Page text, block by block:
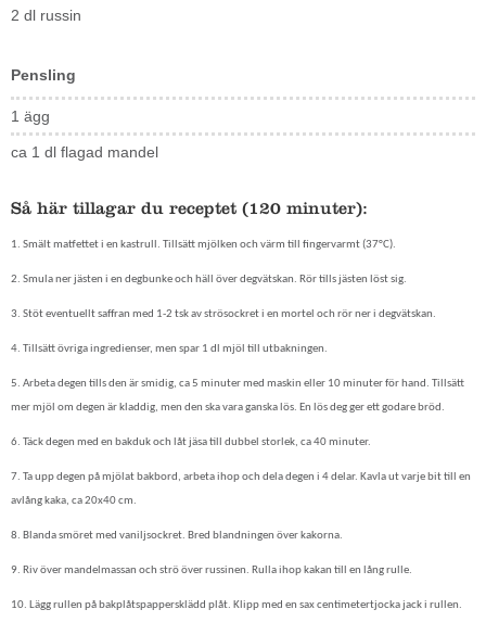
2 dl russin
Pensling
1 ägg
ca 1 dl flagad mandel
Så här tillagar du receptet (120 minuter):
1. Smält matfettet i en kastrull. Tillsätt mjölken och värm till fingervarmt (37°C).
2. Smula ner jästen i en degbunke och häll över degvätskan. Rör tills jästen löst sig.
3. Stöt eventuellt saffran med 1-2 tsk av strösockret i en mortel och rör ner i degvätskan.
4. Tillsätt övriga ingredienser, men spar 1 dl mjöl till utbakningen.
5. Arbeta degen tills den är smidig, ca 5 minuter med maskin eller 10 minuter för hand. Tillsätt
mer mjöl om degen är kladdig, men den ska vara ganska lös. En lös deg ger ett godare bröd.
6. Täck degen med en bakduk och låt jäsa till dubbel storlek, ca 40 minuter.
7. Ta upp degen på mjölat bakbord, arbeta ihop och dela degen i 4 delar. Kavla ut varje bit till en
avlång kaka, ca 20x40 cm.
8. Blanda smöret med vaniljsockret. Bred blandningen över kakorna.
9. Riv över mandelmassan och strö över russinen. Rulla ihop kakan till en lång rulle.
10. Lägg rullen på bakplåtspappersklädd plåt. Klipp med en sax centimetertjocka jack i rullen.